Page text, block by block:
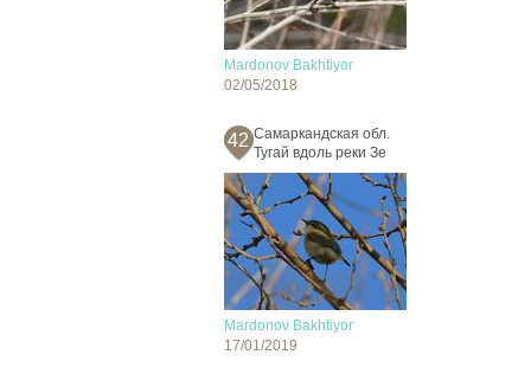
Mardonov Bakhtiyor
02/05/2018
42 Самаркандская обл.
Тугай вдоль реки Зе
Mardonov Bakhtiyor
17/01/2019